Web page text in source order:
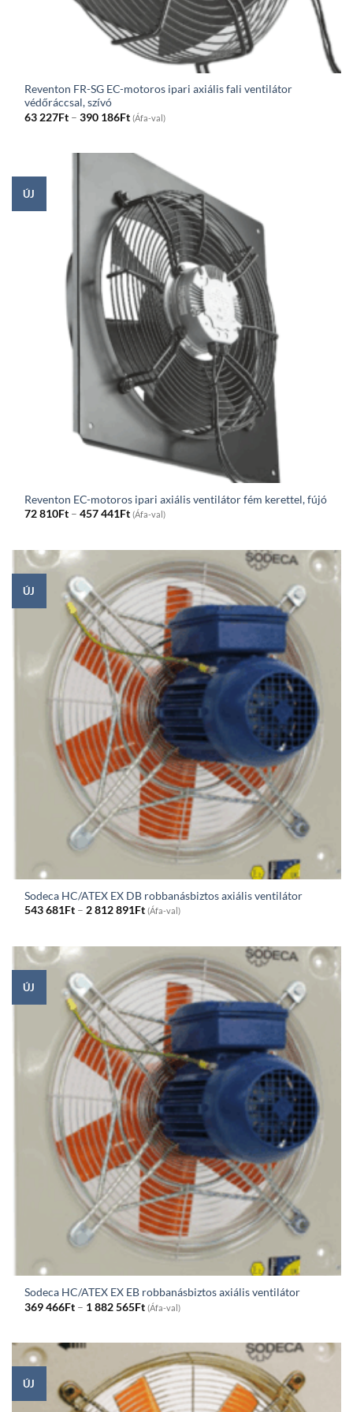
Reventon FR-SG EC-motoros ipari axiális fali ventilátor
védőráccsal, szívó
63 227Ft – 390 186FtPrice
range:
through
(Áfa-val)
ÚJ
Reventon EC-motoros ipari axiális ventilátor fém kerettel, fújó
72 810Ft – 457 441FtPrice
range:
through
441Ft
(Áfa-val)
ÚJ
Sodeca HC/ATEX EX DB robbanásbiztos axiális ventilátor
543 681Ft – 2 812 891FtPrice
range:
through
2
812
891Ft
(Áfa-val)
ÚJ
Sodeca HC/ATEX EX EB robbanásbiztos axiális ventilátor
369 466Ft – 1 882 565FtPrice
range:
through
1
882
565Ft
(Áfa-val)
ÚJ